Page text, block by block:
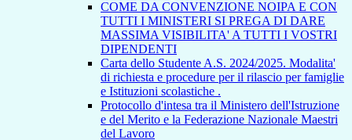
COME DA CONVENZIONE NOIPA E CON
TUTTI I MINISTERI SI PREGA DI DARE
MASSIMA VISIBILITA' A TUTTI I VOSTRI
DIPENDENTI
Carta dello Studente A.S. 2024/2025. Modalita'
di richiesta e procedure per il rilascio per famiglie
e Istituzioni scolastiche .
Protocollo d'intesa tra il Ministero dell'Istruzione
e del Merito e la Federazione Nazionale Maestri
del Lavoro